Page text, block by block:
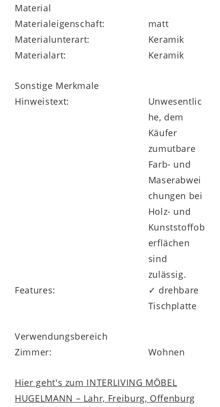
Material
Materialeigenschaft:
matt
Materialunterart:
Keramik
Materialart:
Keramik
Sonstige Merkmale
Hinweistext:
Unwesentlic
he, dem
Käufer
zumutbare
Farb- und
Maserabwei
chungen bei
Holz- und
Kunststoffob
erflächen
sind
zulässig.
Features:
✓ drehbare
Tischplatte
Verwendungsbereich
Zimmer:
Wohnen
Hier geht's zum INTERLIVING MÖBEL
HUGELMANN – Lahr, Freiburg, Offenburg